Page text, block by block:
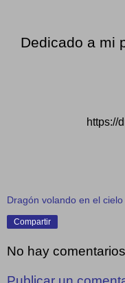
Dedicado a mi
https://
Dragón volando en el cielo
Compartir
No hay